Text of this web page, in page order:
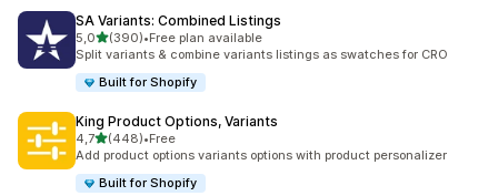
SA Variants: Combined Listings
5,05 yıldız üzerinden
(390)
toplam 390 değerlendirme
•Free plan available
Split variants & combine variants listings as swatches for CRO
Built for Shopify
King Product Options, Variants
4,75 yıldız üzerinden
(448)
toplam 448 değerlendirme
•Free
Add product options variants options with product personalizer
Built for Shopify